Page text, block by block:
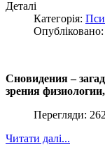
Деталі
Категорія:
Сновидения –
зрения
Перегляди:
Читати далі...